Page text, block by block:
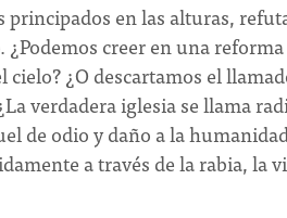
en las alturas,
creer en una
cielo? ¿O descartamos el
verdadera iglesia se llama
de odio y daño a la
a través de la rabia, la